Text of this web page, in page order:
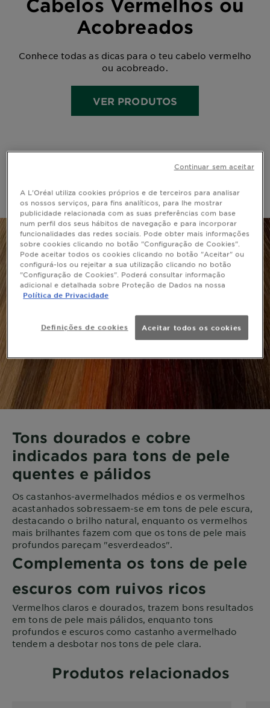
Cabelos Vermelhos ou
Acobreados
Conhece todas as dicas para o teu cabelo vermelho
ou acobreado.
VER PRODUTOS
Tons dourados e cobre
indicados para tons de pele
quentes e pálidos
Os castanhos-avermelhados médios e os vermelhos
acastanhados sobressaem-se em tons de pele escura,
destacando o brilho natural, enquanto os vermelhos
mais brilhantes fazem com que os tons de pele mais
profundos pareçam "esverdeados".
Complementa os tons de pele
escuros com ruivos ricos
Vermelhos claros e dourados, trazem bons resultados
em tons de pele mais pálidos, enquanto tons
profundos e escuros como castanho avermelhado
tendem a desbotar nos tons de pele clara.
Produtos relacionados
A L'Oréal utiliza cookies próprios e de terceiros para analisar
os nossos serviços, para fins analíticos, para lhe mostrar
publicidade relacionada com as suas preferências com base
num perfil dos seus hábitos de navegação e para incorporar
funcionalidades das redes sociais. Pode obter mais informações
sobre cookies clicando no botão "Configuração de Cookies".
Pode aceitar todos os cookies clicando no botão "Aceitar" ou
configurá-los ou rejeitar a sua utilização clicando no botão
"Configuração de Cookies". Poderá consultar informação
adicional e detalhada sobre Proteção de Dados na nossa
Política de Privacidade
Definições de cookies Aceitar todos os cookies
Continuar sem aceitar